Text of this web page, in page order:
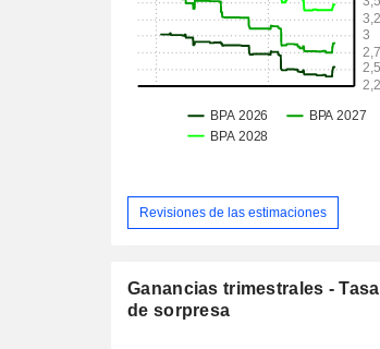
Revisiones de las estimaciones
Ganancias trimestrales - Tasa
de sorpresa